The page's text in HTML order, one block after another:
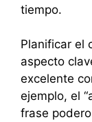
tiempo.
Planificar el
aspecto
excelente
ejemplo, el
frase